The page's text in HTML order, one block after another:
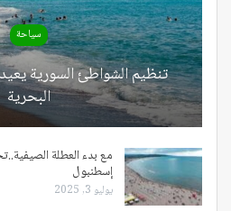
سياحة
تنظيم الشواطئ السورية
البحرية
مع بدء العطلة
إسطنبول
يوليو 3, 2025